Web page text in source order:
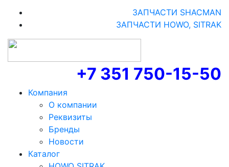
ЗАПЧАСТИ SHACMAN
ЗАПЧАСТИ HOWO, SITRAK
+7 351 750-15-50
Компания
О компании
Реквизиты
Бренды
Новости
Каталог